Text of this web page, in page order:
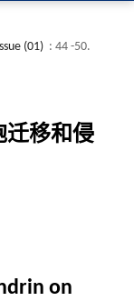
(01) : 44 -50.
迁移和侵
on